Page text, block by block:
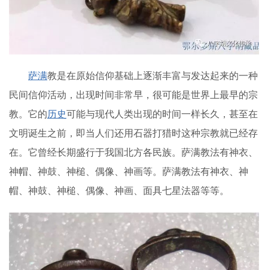
萨满教是在原始信仰基础上逐渐丰富与发达起来的一种
民间信仰活动，出现时间非常早，很可能是世界上最早的宗
教。它的历史可能与现代人类出现的时间一样长久，甚至在
文明诞生之前，即当人们还用石器打猎时这种宗教就已经存
在。它曾经长期盛行于我国北方各民族。萨满教法有神衣、
神帽、神鼓、神槌、偶像、神画等。萨满教法有神衣、神
帽、神鼓、神槌、偶像、神画、面具七星法器等等。